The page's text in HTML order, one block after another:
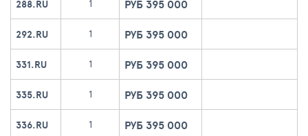
288.RU 1 РУБ 395 000
292.RU 1 РУБ 395 000
331.RU 1 РУБ 395 000
335.RU 1 РУБ 395 000
336.RU 1 РУБ 395 000